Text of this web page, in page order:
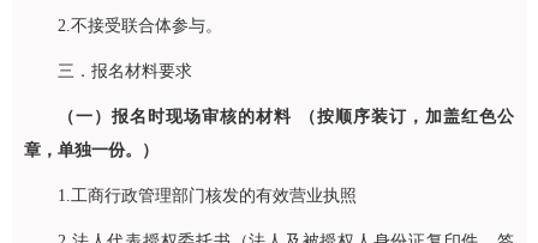
2.不接受联合体参与。
三．报名材料要求
（一）报名时现场审核的材料 （按顺序装订，加盖红色公
章，单独一份。）
1.工商行政管理部门核发的有效营业执照